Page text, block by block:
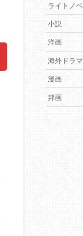
ライトノ
小説
洋画
海外ドラマ
漫画
邦画